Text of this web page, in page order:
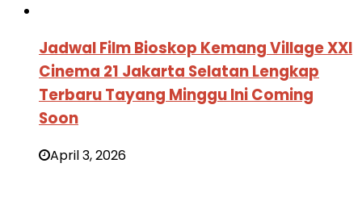
Jadwal Film Bioskop Kemang Village XXI
Cinema 21 Jakarta Selatan Lengkap
Terbaru Tayang Minggu Ini Coming
Soon
April 3, 2026